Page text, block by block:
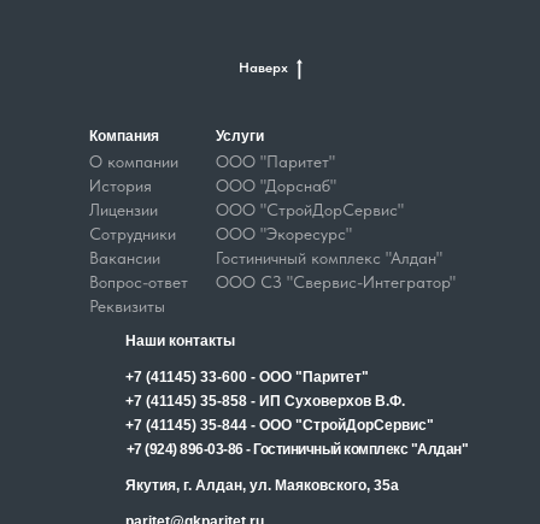
Наверх
О компании
История
Лицензии
Сотрудники
Вакансии
Вопрос-ответ
Реквизиты
Компания
ООО "Паритет"
ООО "Дорснаб"
ООО "СтройДорСервис"
ООО "Экоресурс"
Гостиничный комплекс "Алдан"
ООО СЗ "Свервис-Интегратор"
Услуги
Наши контакты
+7 (41145) 33-600 - ООО "Паритет"
+7 (41145) 35-858 - ИП Суховерхов В.Ф.
+7 (41145) 35-844 - ООО "СтройДорСервис"
+7 (924) 896-03-86 - Гостиничный комплекс "Алдан"
Якутия, г. Алдан, ул. Маяковского, 35а